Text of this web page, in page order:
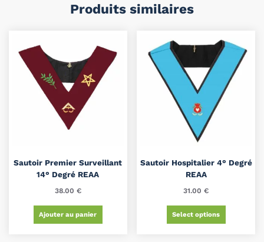
Produits similaires
Sautoir Premier Surveillant
14° Degré REAA
38.00 €
Ajouter au panier
Sautoir Hospitalier 4° Degré
REAA
31.00€
Select options